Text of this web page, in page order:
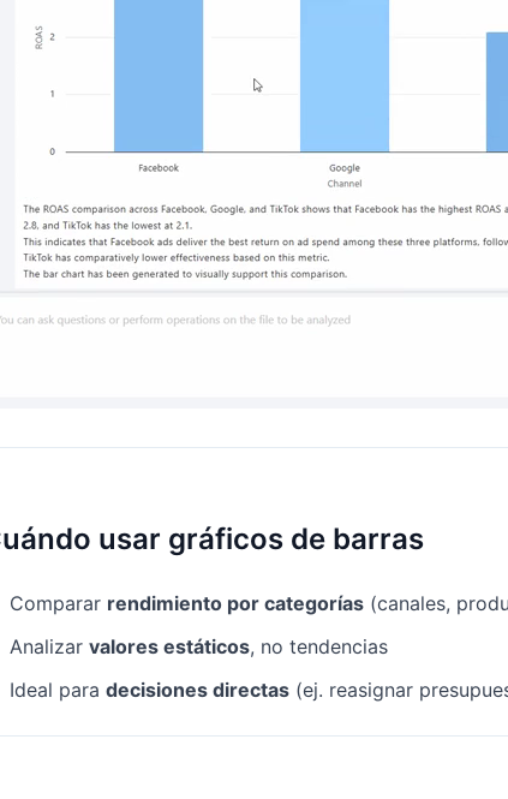
usar gráficos de barras
Comparar rendimiento por categorías (canales,
Analizar valores estáticos, no tendencias
Ideal para decisiones directas (ej. reasignar